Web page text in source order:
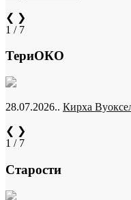
❮ ❯
1 / 7
ТериОКО
28.07.2026.. Кирха
❮ ❯
1 / 7
Старости